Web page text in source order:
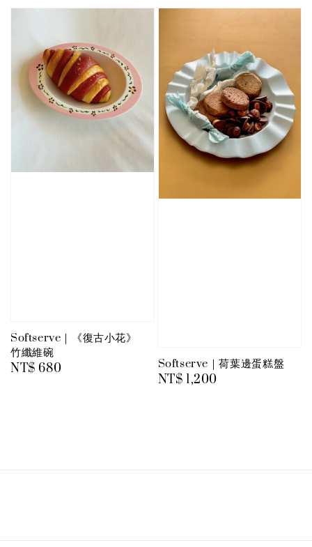
Softserve｜《復古小花》
竹纖維碗
Regular
NT$ 680 Softserve｜荷葉邊蛋糕盤
Regular
NT$ 1,200